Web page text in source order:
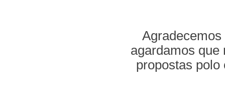
agardamos
propostas polo